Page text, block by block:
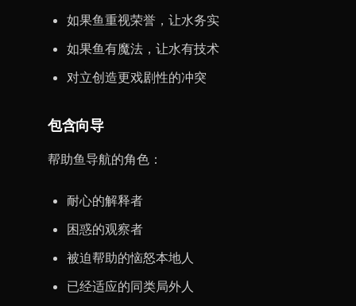
如果鱼重视荣誉，让水务实
如果鱼有魔法，让水有技术
对立创造更戏剧性的冲突
包含向导
帮助鱼导航的角色：
耐心的解释者
困惑的观察者
被迫帮助的恼怒本地人
已经适应的同类局外人